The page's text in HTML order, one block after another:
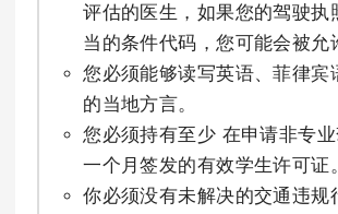
评估的医生，如果您的驾驶执
当的条件代码，您可能会被允
您必须能够读写英语、菲律宾
的当地方言。
您必须持有至少 在申请非专
一个月签发的有效学生许可证
你必须没有未解决的交通违规